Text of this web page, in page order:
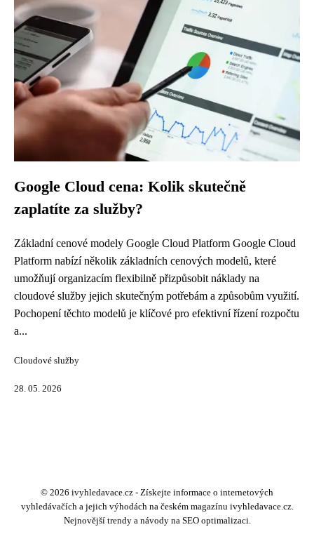
Google Cloud cena: Kolik skutečně
zaplatíte za služby?
Základní cenové modely Google Cloud Platform Google Cloud
Platform nabízí několik základních cenových modelů, které
umožňují organizacím flexibilně přizpůsobit náklady na
cloudové služby jejich skutečným potřebám a způsobům využití.
Pochopení těchto modelů je klíčové pro efektivní řízení rozpočtu
a...
Cloudové služby
28. 05. 2026
© 2026 ivyhledavace.cz - Získejte informace o internetových
vyhledávačích a jejich výhodách na českém magazínu ivyhledavace.cz.
Nejnovější trendy a návody na SEO optimalizaci.